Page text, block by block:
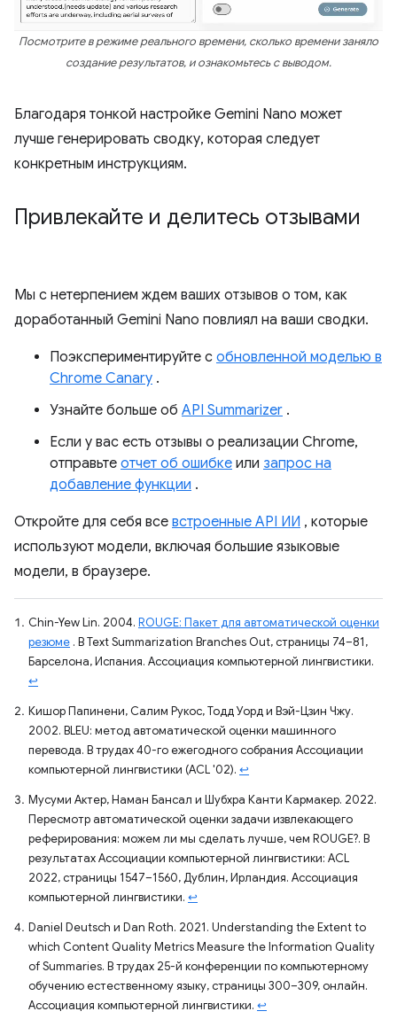
Посмотрите в режиме реального времени, сколько времени заняло
создание результатов, и ознакомьтесь с выводом.
Благодаря тонкой настройке Gemini Nano может
лучше генерировать сводку, которая следует
конкретным инструкциям.
Привлекайте и делитесь отзывами
Мы с нетерпением ждем ваших отзывов о том, как
доработанный Gemini Nano повлиял на ваши сводки.
Поэкспериментируйте с обновленной моделью в
Chrome Canary .
Узнайте больше об API Summarizer .
Если у вас есть отзывы о реализации Chrome,
отправьте отчет об ошибке или запрос на
добавление функции .
Откройте для себя все встроенные API ИИ , которые
используют модели, включая большие языковые
модели, в браузере.
Chin-Yew Lin. 2004. ROUGE: Пакет для автоматической оценки
резюме . В Text Summarization Branches Out, страницы 74–81,
Барселона, Испания. Ассоциация компьютерной лингвистики.
↩
Кишор Папинени, Салим Рукос, Тодд Уорд и Вэй-Цзин Чжу.
2002. BLEU: метод автоматической оценки машинного
перевода. В трудах 40-го ежегодного собрания Ассоциации
компьютерной лингвистики (ACL '02). ↩
Мусуми Актер, Наман Бансал и Шубхра Канти Кармакер. 2022.
Пересмотр автоматической оценки задачи извлекающего
реферирования: можем ли мы сделать лучше, чем ROUGE?. В
результатах Ассоциации компьютерной лингвистики: ACL
2022, страницы 1547–1560, Дублин, Ирландия. Ассоциация
компьютерной лингвистики. ↩
Daniel Deutsch и Dan Roth. 2021. Understanding the Extent to
which Content Quality Metrics Measure the Information Quality
of Summaries. В трудах 25-й конференции по компьютерному
обучению естественному языку, страницы 300–309, онлайн.
Ассоциация компьютерной лингвистики. ↩